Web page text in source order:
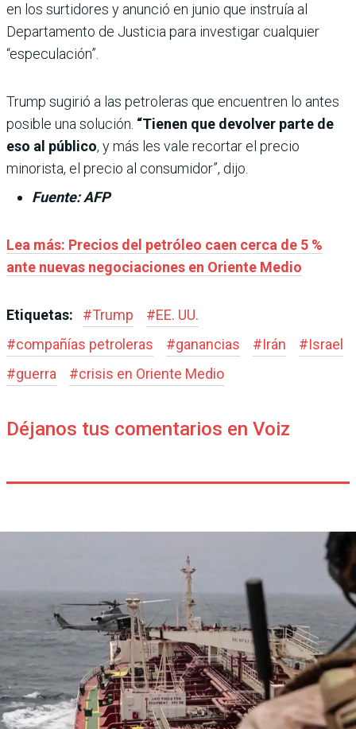
en los surtidores y anunció en junio que instruía al
Departamento de Justicia para investigar cualquier
“especulación”.
Trump sugirió a las petroleras que encuentren lo antes
posible una solución. “Tienen que devolver parte de
eso al público, y más les vale recortar el precio
minorista, el precio al consumidor”, dijo.
Fuente: AFP
Lea más: Precios del petróleo caen cerca de 5 %
ante nuevas negociaciones en Oriente Medio
Etiquetas: #Trump #EE. UU.
#compañías petroleras #ganancias #Irán #Israel
#guerra #crisis en Oriente Medio
Déjanos tus comentarios en Voiz